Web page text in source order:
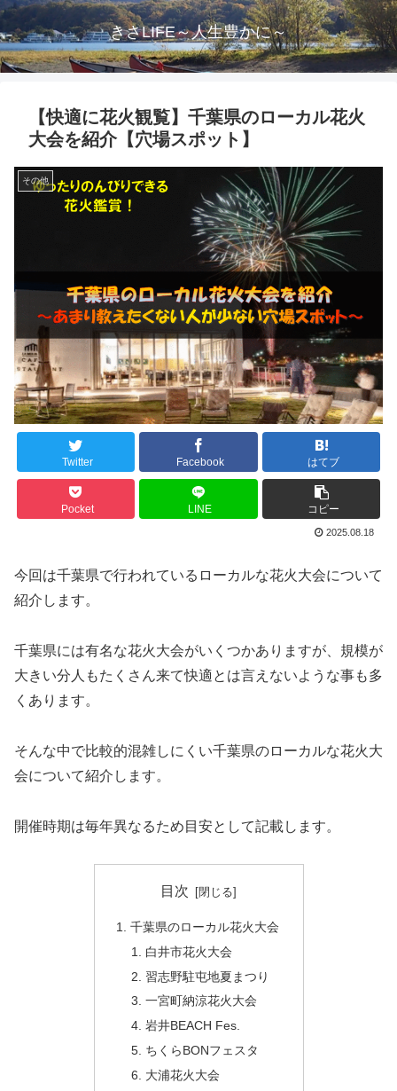
きさLIFE～人生豊かに～
【快適に花火観覧】千葉県のローカル花火
大会を紹介【穴場スポット】
その他
Twitter Facebook はてブ
Pocket LINE コピー
2025.08.18
今回は千葉県で行われているローカルな花火大会について
紹介します。
千葉県には有名な花火大会がいくつかありますが、規模が
大きい分人もたくさん来て快適とは言えないような事も多
くあります。
そんな中で比較的混雑しにくい千葉県のローカルな花火大
会について紹介します。
開催時期は毎年異なるため目安として記載します。
目次
千葉県のローカル花火大会
白井市花火大会
習志野駐屯地夏まつり
一宮町納涼花火大会
岩井BEACH Fes.
ちくらBONフェスタ
大浦花火大会